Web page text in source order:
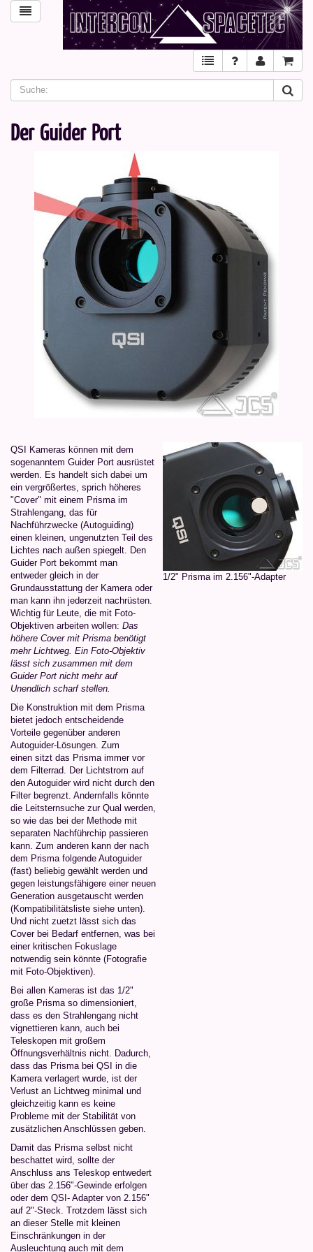
Der Guider Port
1/2" Prisma im 2.156"-Adapter
QSI Kameras können mit dem
sogenanntem Guider Port ausrüstet
werden. Es handelt sich dabei um
ein vergrößertes, sprich höheres
"Cover" mit einem Prisma im
Strahlengang, das für
Nachführzwecke (Autoguiding)
einen kleinen, ungenutzten Teil des
Lichtes nach außen spiegelt. Den
Guider Port bekommt man
entweder gleich in der
Grundausstattung der Kamera oder
man kann ihn jederzeit nachrüsten.
Wichtig für Leute, die mit Foto-
Objektiven arbeiten wollen: Das
höhere Cover mit Prisma benötigt
mehr Lichtweg. Ein Foto-Objektiv
lässt sich zusammen mit dem
Guider Port nicht mehr auf
Unendlich scharf stellen.
Die Konstruktion mit dem Prisma
bietet jedoch entscheidende
Vorteile gegenüber anderen
Autoguider-Lösungen. Zum
einen sitzt das Prisma immer vor
dem Filterrad. Der Lichtstrom auf
den Autoguider wird nicht durch den
Filter begrenzt. Andernfalls könnte
die Leitsternsuche zur Qual werden,
so wie das bei der Methode mit
separaten Nachführchip passieren
kann. Zum anderen kann der nach
dem Prisma folgende Autoguider
(fast) beliebig gewählt werden und
gegen leistungsfähigere einer neuen
Generation ausgetauscht werden
(Kompatibilitätsliste siehe unten).
Und nicht zuetzt lässt sich das
Cover bei Bedarf entfernen, was bei
einer kritischen Fokuslage
notwendig sein könnte (Fotografie
mit Foto-Objektiven).
Bei allen Kameras ist das 1/2"
große Prisma so dimensioniert,
dass es den Strahlengang nicht
vignettieren kann, auch bei
Teleskopen mit großem
Öffnungsverhältnis nicht. Dadurch,
dass das Prisma bei QSI in die
Kamera verlagert wurde, ist der
Verlust an Lichtweg minimal und
gleichzeitig kann es keine
Probleme mit der Stabilität von
zusätzlichen Anschlüssen geben.
Damit das Prisma selbst nicht
beschattet wird, sollte der
Anschluss ans Teleskop entwedert
über das 2.156"-Gewinde erfolgen
oder dem QSI- Adapter von 2.156"
auf 2"-Steck. Trotzdem lässt sich
an dieser Stelle mit kleinen
Einschränkungen in der
Ausleuchtung auch mit dem